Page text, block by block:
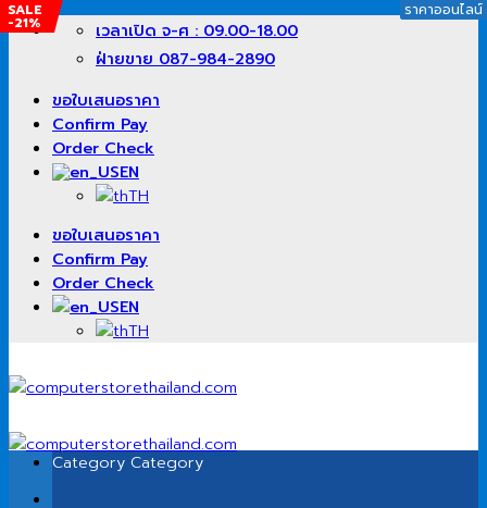
Skip
เวลาเปิด จ-ศ : 09.00-18.00
ฝ่ายขาย 087-984-2890
ขอใบเสนอราคา
Confirm Pay
Order Check
EN
TH
ขอใบเสนอราคา
Confirm Pay
Order Check
EN
TH
Category Category
SALE
-41%
SALE
-46%
SALE
-28%
ราคาออนไลน์
SALE
-36%
ราคาออนไลน์
SALE
-21%